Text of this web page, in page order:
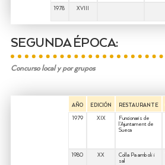
1978
XVIII
SEGUNDA ÉPOCA:
Concurso local y por grupos
AÑO EDICIÓN RESTAURANTE
1979 XIX
Funcionaris de
l’Ajuntament de
Sueca
1980
XX
Colla Pa amb oli i
sal